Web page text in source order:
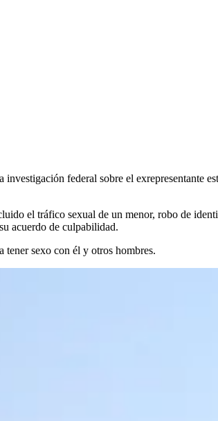
federal sobre el exrepresentante
el tráfico sexual de un menor, robo de
acuerdo de culpabilidad.
tener sexo con él y otros hombres.